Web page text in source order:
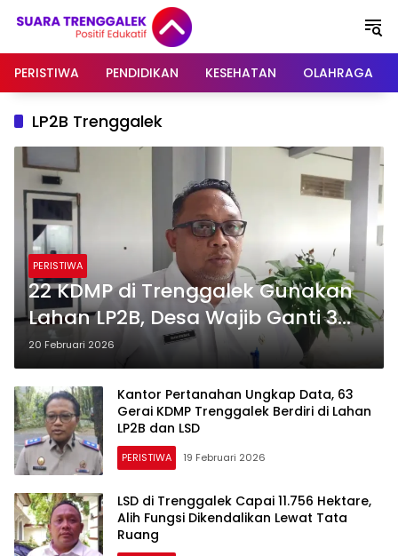
PERISTIWA
PENDIDIKAN KESEHATAN OLAHRAGA
LP2B Trenggalek
PERISTIWA
22 KDMP di Trenggalek Gunakan
Lahan LP2B, Desa Wajib Ganti 3
Kali Lipat Lahan Pertanian
20 Februari 2026
Kantor Pertanahan Ungkap Data, 63
Gerai KDMP Trenggalek Berdiri di Lahan
LP2B dan LSD
PERISTIWA 19 Februari 2026
LSD di Trenggalek Capai 11.756 Hektare,
Alih Fungsi Dikendalikan Lewat Tata
Ruang